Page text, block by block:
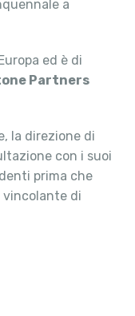
a
ed è di
Partners
la direzione di
con i suoi
prima che
vincolante di